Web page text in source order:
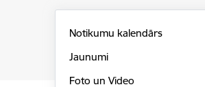
Notikumu kalendārs
Jaunumi
Foto un Video